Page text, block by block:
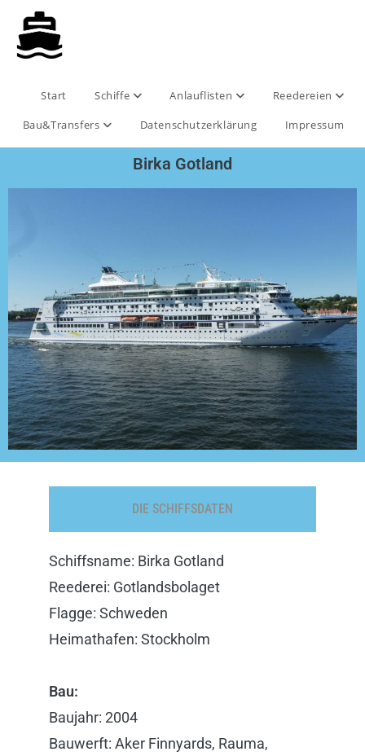
Start Schiffe Anlauflisten
Reedereien
Bau&Transfers
Datenschutzerklärung Impressum
Birka Gotland
DIE SCHIFFSDATEN
Schiffsname: Birka Gotland
Reederei: Gotlandsbolaget
Flagge: Schweden
Heimathafen: Stockholm
Bau:
Baujahr: 2004
Bauwerft: Aker Finnyards, Rauma,